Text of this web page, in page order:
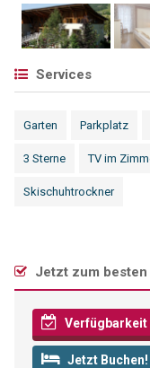
Services
Garten Parkplatz
3 Sterne TV im
Skischuhtrockner
Jetzt zum
Verfügbarkeit
Jetzt Buchen!